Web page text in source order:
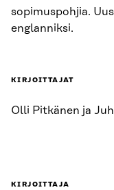
sopimuspohjia.
englanniksi.
KIRJOITTAJAT
Olli Pitkänen ja
KIRJOITTAJA